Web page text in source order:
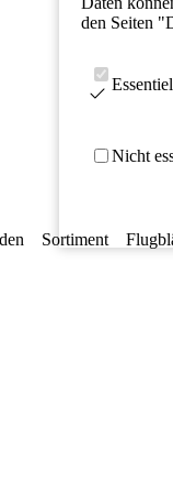
den Seiten
Nicht
Sortiment